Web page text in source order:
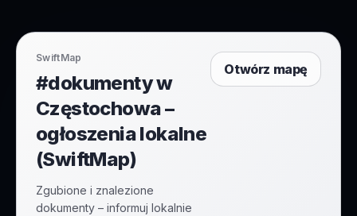
SwiftMap
#dokumenty w
Częstochowa –
ogłoszenia lokalne
(SwiftMap)
Zgubione i znalezione
dokumenty – informuj lokalnie
Otwórz mapę